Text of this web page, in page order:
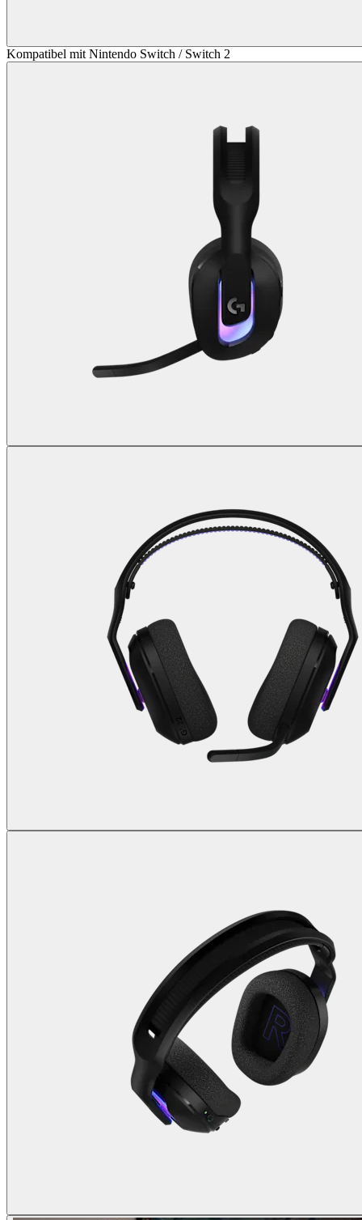
Kompatibel mit Nintendo Switch / Switch 2